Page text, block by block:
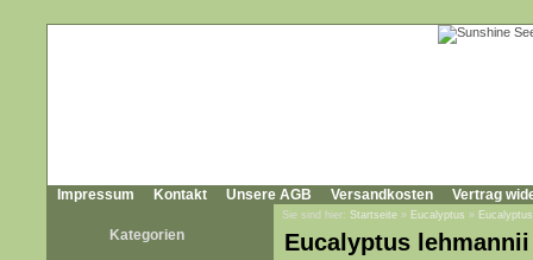
Impressum Kontakt Unsere AGB Versandkosten Vertrag
Kategorien
Sie sind hier: Startseite » Eucalyptus »
Eucalyptus